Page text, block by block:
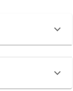
sur le site de